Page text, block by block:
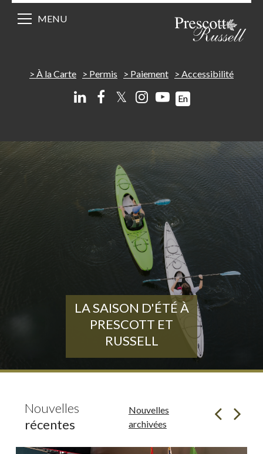
À la Carte Permis Paiement Accessibilité
𝕏 En
MENU
LA SAISON D'ÉTÉ À
PRESCOTT ET
RUSSELL
Nouvelles
récentes
Nouvelles
archivées